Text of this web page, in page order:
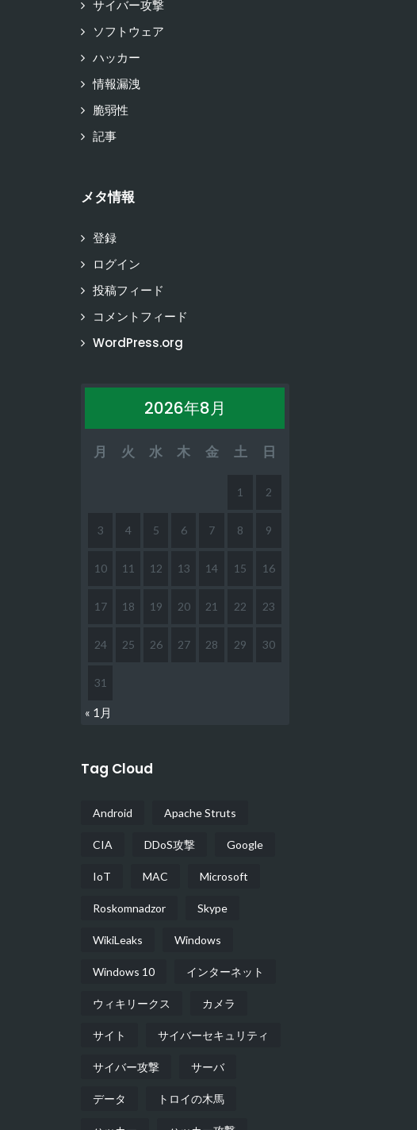
サイバー攻撃
ソフトウェア
ハッカー
情報漏洩
脆弱性
記事
メタ情報
登録
ログイン
投稿フィード
コメントフィード
WordPress.org
2026年8月
月 火 水 木 金 土 日
1 2
3 4 5 6 7 8 9
10 11 12 13 14 15 16
17 18 19 20 21 22 23
24 25 26 27 28 29 30
31
« 1月
Tag Cloud
Android Apache Struts
CIA DDoS攻撃 Google
IoT MAC Microsoft
Roskomnadzor Skype
WikiLeaks Windows
Windows 10 インターネット
ウィキリークス カメラ
サイト サイバーセキュリティ
サイバー攻撃 サーバ
データ トロイの木馬